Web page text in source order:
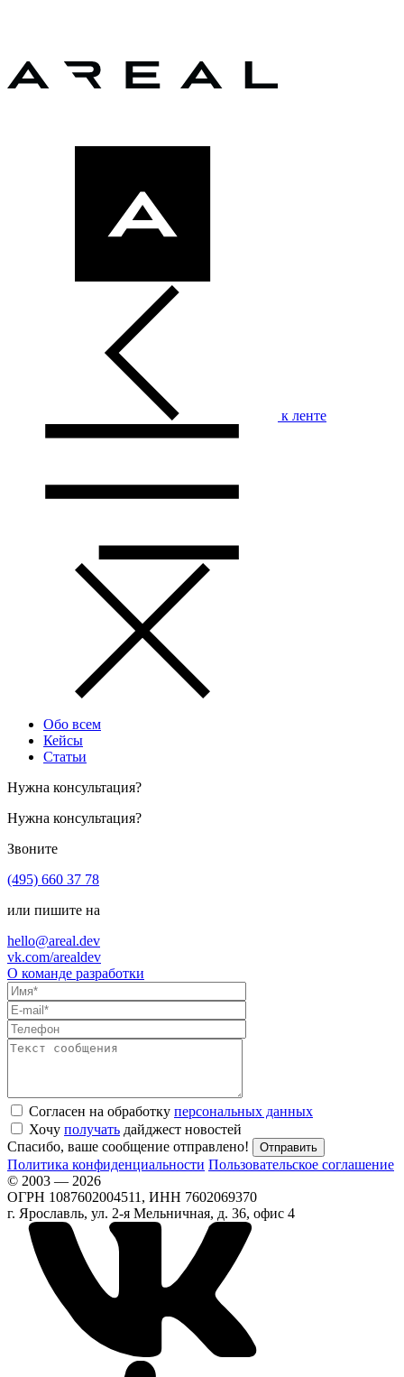
к ленте
Обо всем
Кейсы
Статьи
Нужна консультация?
Нужна консультация?
Звоните
(495) 660 37 78
или пишите на
hello@areal.dev
vk.com/arealdev
О команде разработки
Согласен на обработку персональных данных
Хочу получать дайджест новостей
Спасибо, ваше сообщение отправлено!
Политика конфиденциальности Пользовательское соглашение
© 2003 — 2026
ОГРН 1087602004511, ИНН 7602069370
г. Ярославль, ул. 2-я Мельничная, д. 36, офис 4